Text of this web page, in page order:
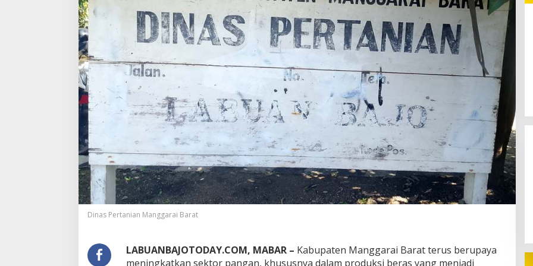
Dinas Pertanian Manggarai Barat
LABUANBAJOTODAY.COM, MABAR – Kabupaten Manggarai Barat terus berupaya
meningkatkan sektor pangan, khususnya dalam produksi beras yang menjadi
Pilkades Siru 2026: Adat dan
Persaudaraan Jadi Pesan di
Tengah Kontestasi